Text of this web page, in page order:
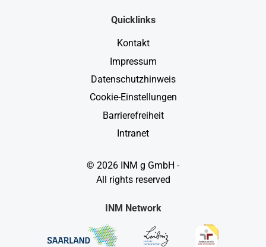
Quicklinks
Kontakt
Impressum
Datenschutzhinweis
Cookie-Einstellungen
Barrierefreiheit
Intranet
© 2026 INM g GmbH -
All rights reserved
INM Network